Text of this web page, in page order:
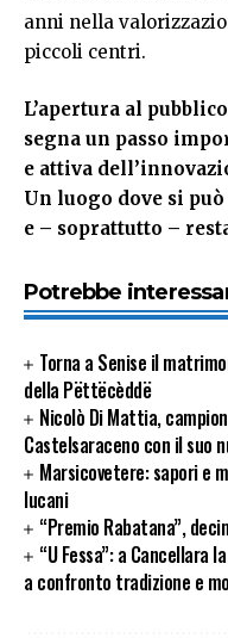
anni nella
piccoli centri.
L’apertura al
segna un passo
e attiva
Un luogo dove si
e – soprattutto –
Potrebbe
Torna a Senise il
della Pëttëcèddë
Nicolò Di Mattia,
Castelsaraceno con il suo
Marsicovetere: sapori e
lucani
“Premio Rabatana”,
“U Fessa”: a
a confronto tradizione e